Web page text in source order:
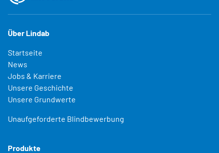
Über Lindab
Startseite
News
Jobs & Karriere
Unsere Geschichte
Unsere Grundwerte
Unaufgeforderte Blindbewerbung
Produkte